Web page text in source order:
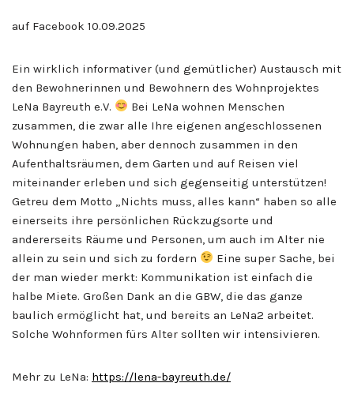
auf Facebook 10.09.2025
Ein wirklich informativer (und gemütlicher) Austausch mit
den Bewohnerinnen und Bewohnern des Wohnprojektes
LeNa Bayreuth e.V.
Bei LeNa wohnen Menschen
zusammen, die zwar alle Ihre eigenen angeschlossenen
Wohnungen haben, aber dennoch zusammen in den
Aufenthaltsräumen, dem Garten und auf Reisen viel
miteinander erleben und sich gegenseitig unterstützen!
Getreu dem Motto „Nichts muss, alles kann“ haben so alle
einerseits ihre persönlichen Rückzugsorte und
andererseits Räume und Personen, um auch im Alter nie
allein zu sein und sich zu fordern
Eine super Sache, bei
der man wieder merkt: Kommunikation ist einfach die
halbe Miete. Großen Dank an die GBW, die das ganze
baulich ermöglicht hat, und bereits an LeNa2 arbeitet.
Solche Wohnformen fürs Alter sollten wir intensivieren.
Mehr zu LeNa: https://lena-bayreuth.de/